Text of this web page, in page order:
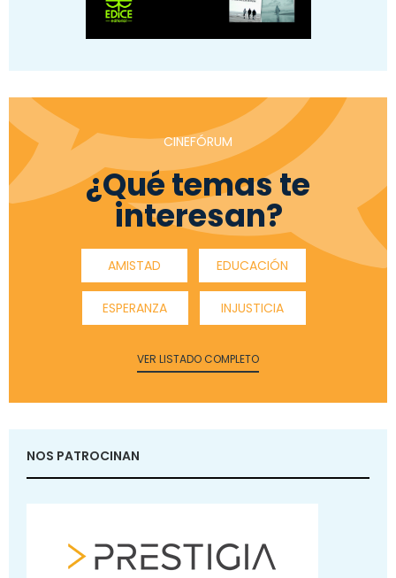
CINEFÓRUM
¿Qué temas te
interesan?
AMISTAD EDUCACIÓN
ESPERANZA INJUSTICIA
VER LISTADO COMPLETO
NOS PATROCINAN